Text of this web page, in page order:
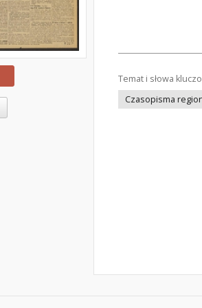
Temat i słowa
Czasopisma